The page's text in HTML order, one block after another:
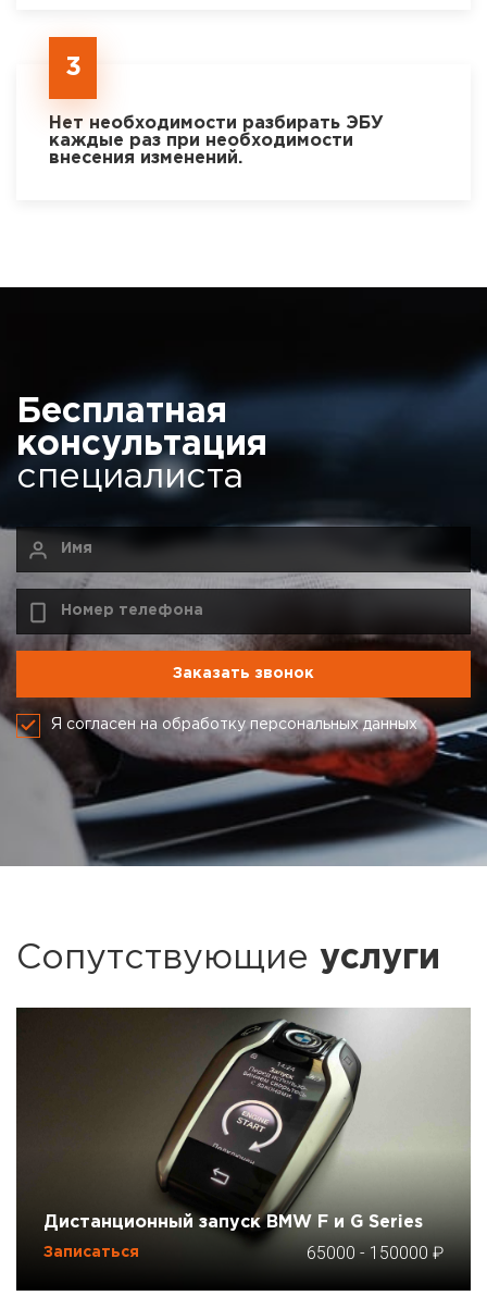
3
Нет необходимости разбирать ЭБУ
каждые раз при необходимости
внесения изменений.
Бесплатная
консультация
специалиста
Я согласен на обработку персональных данных
Сопутствующие услуги
Дистанционный запуск BMW F и G Series
Записаться 65000 - 150000